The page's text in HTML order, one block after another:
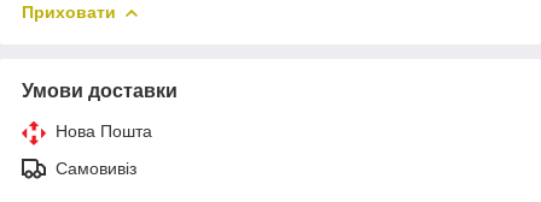
Приховати
Умови доставки
Нова Пошта
Самовивіз